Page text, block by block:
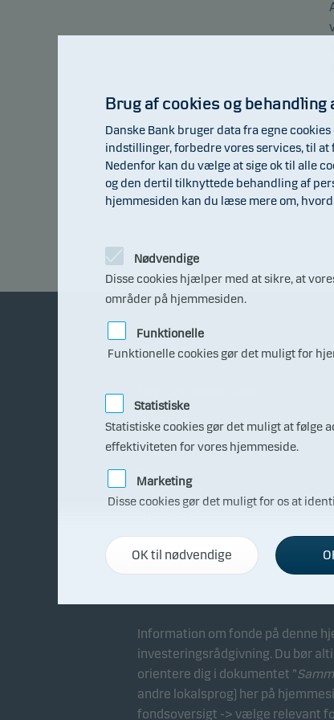
Om Danske Invest
Direktion og bestyrelse
Generalforsamling
Til pressen
Bekæmpelse af økonomisk
Information om fonde på denne
investeringsrådgivning. Du bør
orientere dig i dokumentet ”
andre lokalsprog) her på
fondsoversigt -> vælge relevant
Brug af cookies og
Danske Bank bruger data fra egne
indstillinger, forbedre vores services, til
Nedenfor kan du vælge at sige ok til alle
og den dertil tilknyttede behandling af
hjemmesiden kan du læse mere om,
Nødvendige
Disse cookies hjælper med at sikre, at
områder på hjemmesiden.
Funktionelle
Funktionelle cookies gør det muligt for
Statistiske
Statistiske cookies gør det muligt at følge
effektiviteten for vores hjemmeside.
Marketing
Disse cookies gør det muligt for os at
OK til nødvendige